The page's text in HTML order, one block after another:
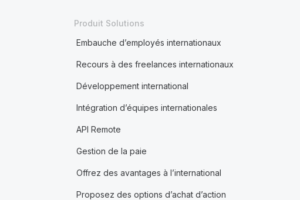
Produit Solutions
Embauche d’employés internationaux
Recours à des freelances internationaux
Développement international
Intégration d’équipes internationales
API Remote
Gestion de la paie
Offrez des avantages à l’international
Proposez des options d’achat d’action